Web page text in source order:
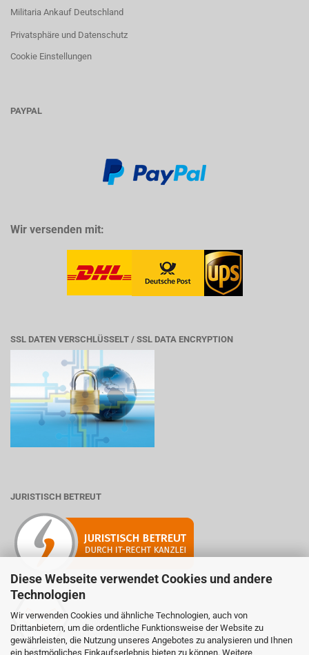
Diese Webseite verwendet Cookies und andere
Technologien
Wir verwenden Cookies und ähnliche Technologien, auch von
Drittanbietern, um die ordentliche Funktionsweise der Website zu
gewährleisten, die Nutzung unseres Angebotes zu analysieren und Ihnen
ein bestmögliches Einkaufserlebnis bieten zu können. Weitere
Militaria Ankauf Deutschland
Privatsphäre und Datenschutz
Cookie Einstellungen
PAYPAL
Wir versenden mit:
SSL DATEN VERSCHLÜSSELT / SSL DATA ENCRYPTION
JURISTISCH BETREUT
Mitglied der Initiative "Fairness im Handel".
Informationen zur Initiative:
https://www.fairness-im-handel.de